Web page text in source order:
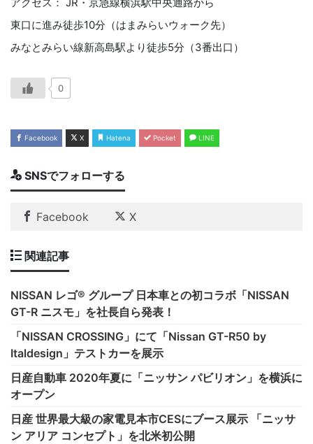
アクセス： JR・京急線横浜駅中央通路から
東口に進み徒歩10分（はまみらいウォーク先）
みなとみらい線新高島駅より徒歩5分（3番出口）
0
Facebook X Hatena Pocket LINE
SNSでフォローする
Facebook X
関連記事
NISSAN レゴ® グループ 日本車との初コラボ「NISSAN
GT-R ニスモ」を社長自ら発表！
「NISSAN CROSSING」にて「Nissan GT-R50 by
Italdesign」テストカーを展示
日産自動車 2020年夏に「ニッサン パビリオン」を横浜に
オープン
日産 世界最大級の家電見本市CESにブース展示 「ニッサ
ン アリア コンセプト」を北米初公開